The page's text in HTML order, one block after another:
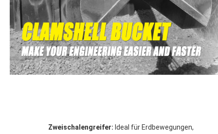
Zweischalengreifer: Ideal für Erdbewegungen,